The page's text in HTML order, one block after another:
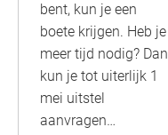
bent, kun je een
boete krijgen. Heb je
meer tijd nodig? Dan
kun je tot uiterlijk 1
mei uitstel
aanvragen…